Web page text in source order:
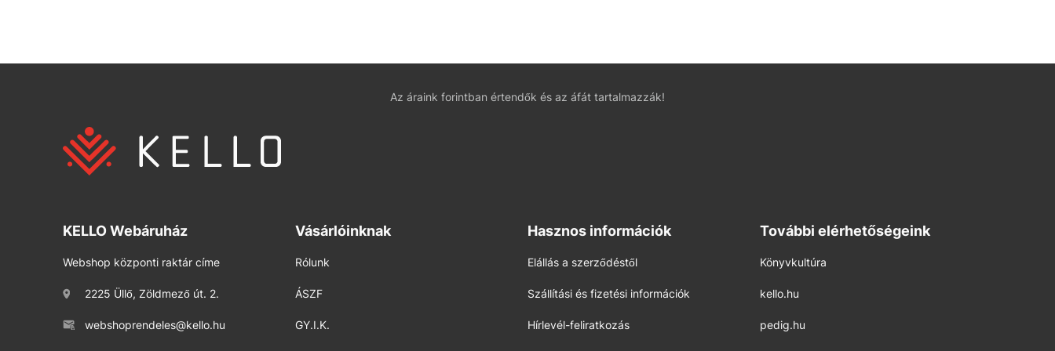
Az áraink forintban értendők és az áfát tartalmazzák!
KELLO Webáruház
Webshop központi raktár címe
2225 Üllő, Zöldmező út. 2.
webshoprendeles@kello.hu
Vásárlóinknak
Rólunk
ÁSZF
GY.I.K.
Hasznos információk
Elállás a szerződéstől
Szállítási és fizetési információk
Hírlevél-feliratkozás
További elérhetőségeink
Könyvkultúra
kello.hu
pedig.hu